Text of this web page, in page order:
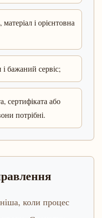
і орієнтовна
бажаний сервіс;
сертифіката або
потрібні.
коли процес